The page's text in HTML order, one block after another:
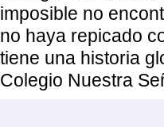
imposible no
no haya repicado
tiene una historia
Colegio Nuestra